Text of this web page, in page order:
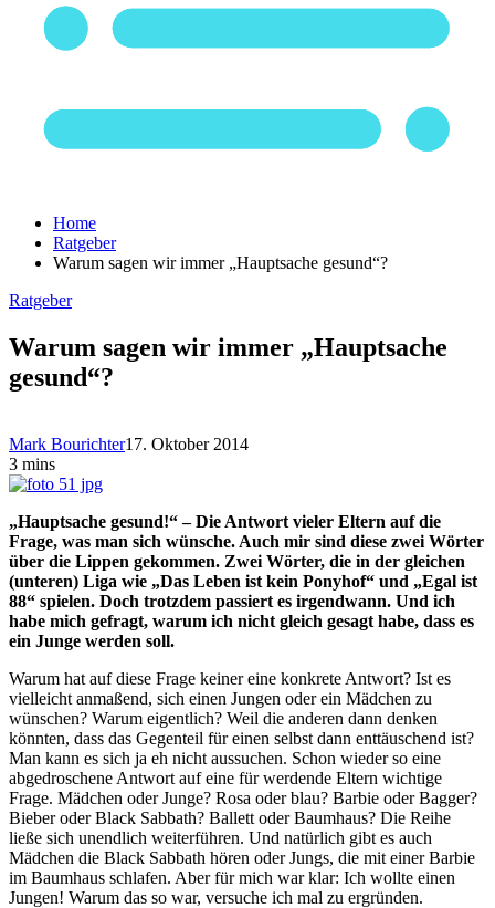
Home
Ratgeber
Warum sagen wir immer „Hauptsache gesund“?
Ratgeber
Warum sagen wir immer „Hauptsache
gesund“?
Mark Bourichter17. Oktober 2014
3 mins
„Hauptsache gesund!“ – Die Antwort vieler Eltern auf die
Frage, was man sich wünsche. Auch mir sind diese zwei Wörter
über die Lippen gekommen. Zwei Wörter, die in der gleichen
(unteren) Liga wie „Das Leben ist kein Ponyhof“ und „Egal ist
88“ spielen. Doch trotzdem passiert es irgendwann. Und ich
habe mich gefragt, warum ich nicht gleich gesagt habe, dass es
ein Junge werden soll.
Warum hat auf diese Frage keiner eine konkrete Antwort? Ist es
vielleicht anmaßend, sich einen Jungen oder ein Mädchen zu
wünschen? Warum eigentlich? Weil die anderen dann denken
könnten, dass das Gegenteil für einen selbst dann enttäuschend ist?
Man kann es sich ja eh nicht aussuchen. Schon wieder so eine
abgedroschene Antwort auf eine für werdende Eltern wichtige
Frage. Mädchen oder Junge? Rosa oder blau? Barbie oder Bagger?
Bieber oder Black Sabbath? Ballett oder Baumhaus? Die Reihe
ließe sich unendlich weiterführen. Und natürlich gibt es auch
Mädchen die Black Sabbath hören oder Jungs, die mit einer Barbie
im Baumhaus schlafen. Aber für mich war klar: Ich wollte einen
Jungen! Warum das so war, versuche ich mal zu ergründen.